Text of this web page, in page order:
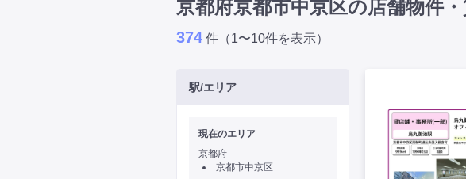
京都府京都市中京区の店舗物件
374 件（1〜10件を表示）
駅/エリア
現在のエリア
京都府
京都市中京区